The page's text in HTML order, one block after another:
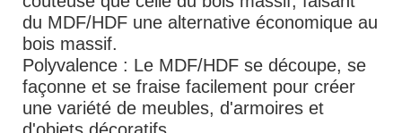
du MDF/HDF une alternative économique au
bois massif.
Polyvalence : Le MDF/HDF se découpe, se
façonne et se fraise facilement pour créer
une variété de meubles, d'armoires et